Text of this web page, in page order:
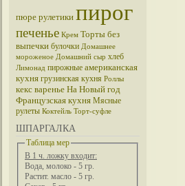
пюре рулетики пирог
печенье Крем Торты без
выпечки булочки Домашнее
мороженое Домашний сыр хлеб
Лимонад пирожные американская
кухня грузинская кухня Роллы
кекс варенье На Новый год
Французская кухня Мясные
рулеты Коктейль Торт-суфле
ШПАРГАЛКА
Таблица мер
В 1 ч. ложку входит:
Вода, молоко - 5 гр.
Растит. масло - 5 гр.